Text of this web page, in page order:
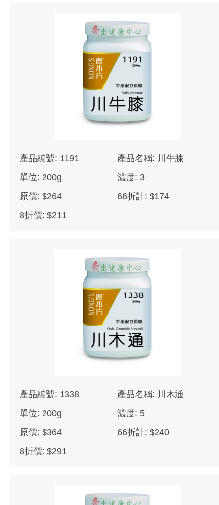
產品編號: 1191
產品名稱: 川牛膝
單位: 200g
濃度: 3
原價: $264
66折計: $174
8折價: $211
產品編號: 1338
產品名稱: 川木通
單位: 200g
濃度: 5
原價: $364
66折計: $240
8折價: $291